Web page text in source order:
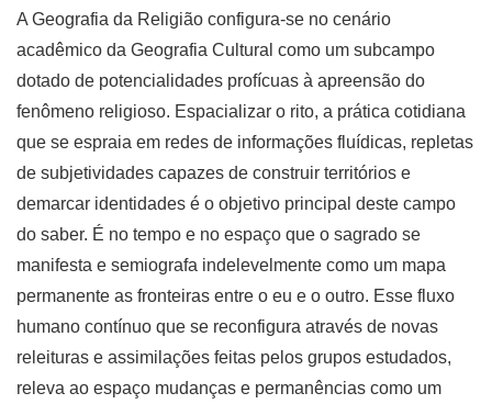
A Geografia da Religião configura-se no cenário
acadêmico da Geografia Cultural como um subcampo
dotado de potencialidades profícuas à apreensão do
fenômeno religioso. Espacializar o rito, a prática cotidiana
que se espraia em redes de informações fluídicas, repletas
de subjetividades capazes de construir territórios e
demarcar identidades é o objetivo principal deste campo
do saber. É no tempo e no espaço que o sagrado se
manifesta e semiografa indelevelmente como um mapa
permanente as fronteiras entre o eu e o outro. Esse fluxo
humano contínuo que se reconfigura através de novas
releituras e assimilações feitas pelos grupos estudados,
releva ao espaço mudanças e permanências como um